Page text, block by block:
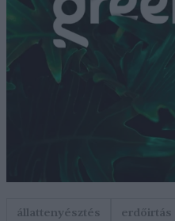
állattenyésztés erdőirtás